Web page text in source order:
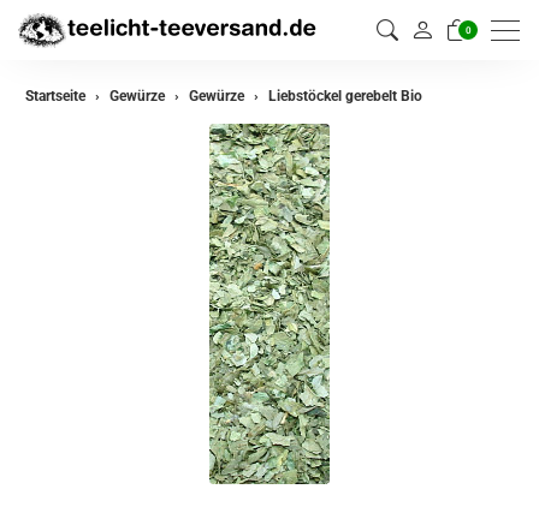
0
zurück
Startseite Gewürze Gewürze Liebstöckel gerebelt Bio